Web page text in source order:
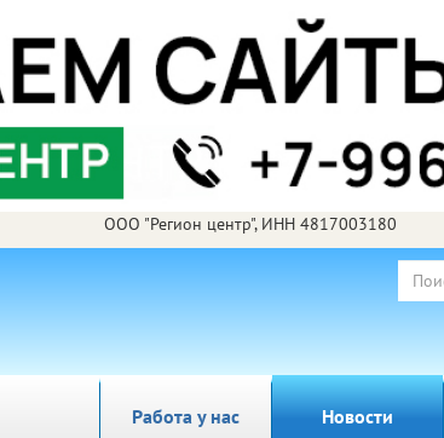
ООО "Регион центр", ИНН 4817003180
Работа у нас Новости